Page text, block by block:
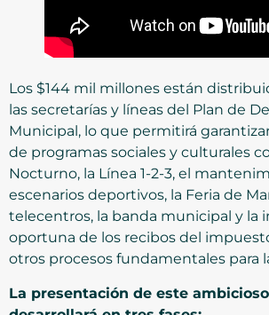
Los $144 mil millones están
las secretarías y líneas del Plan de
Municipal, lo que permitirá
de programas sociales y culturales
Nocturno, la Línea 1-2-3, el
escenarios deportivos, la Feria de
telecentros, la banda municipal y la
oportuna de los recibos del
otros procesos fundamentales para
La presentación de este